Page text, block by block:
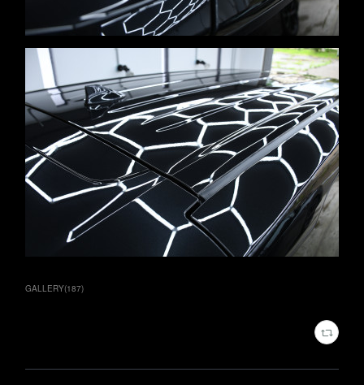
GALLERY(187)